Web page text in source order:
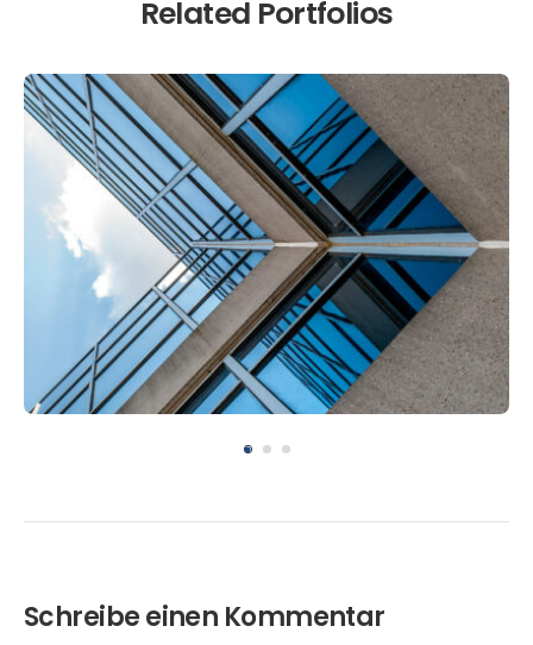
Related Portfolios
REAL ESTATE
Smod tempor incididunt magna
Schreibe einen Kommentar